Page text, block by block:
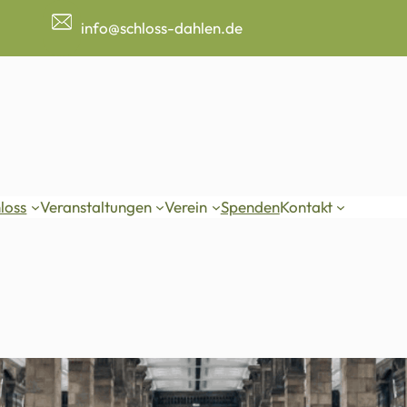
info@schloss-dahlen.de
Veranstaltungen Verein SpendenKontakt